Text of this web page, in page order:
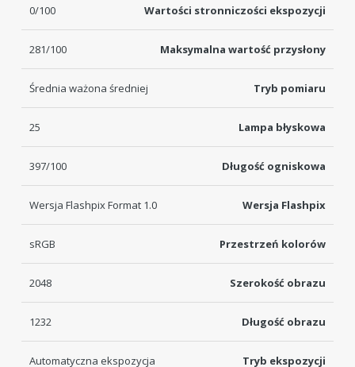
Wartości stronniczości ekspozycji
0/100
Maksymalna wartość przysłony
281/100
Tryb pomiaru
Średnia ważona średniej
Lampa błyskowa
25
Długość ogniskowa
397/100
Wersja Flashpix
Wersja Flashpix Format 1.0
Przestrzeń kolorów
sRGB
Szerokość obrazu
2048
Długość obrazu
1232
Tryb ekspozycji
Automatyczna ekspozycja